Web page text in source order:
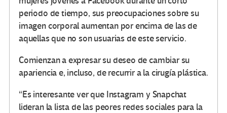
periodo de tiempo, sus preocupaciones sobre su
imagen corporal aumentan por encima de las de
aquellas que no son usuarias de este servicio.
Comienzan a expresar su deseo de cambiar su
apariencia e, incluso, de recurrir a la cirugía plástica.
“Es interesante ver que Instagram y Snapchat
lideran la lista de las peores redes sociales para la